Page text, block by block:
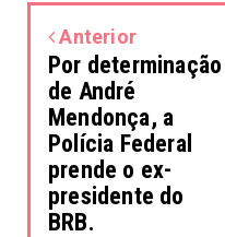
Anterior
Por determinação
de André
Mendonça, a
Polícia Federal
prende o ex-
presidente do
BRB.